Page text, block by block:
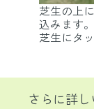
芝生の上
込みます
芝生にタ
さらに詳